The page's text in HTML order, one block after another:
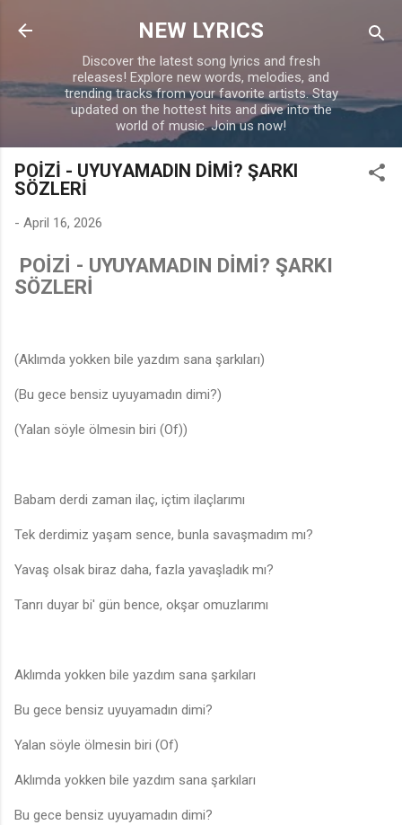
Skip to main content
NEW LYRICS
Discover the latest song lyrics and fresh
releases! Explore new words, melodies, and
trending tracks from your favorite artists. Stay
updated on the hottest hits and dive into the
world of music. Join us now!
POİZİ - UYUYAMADIN DİMİ? ŞARKI
SÖZLERİ
- April 16, 2026
POİZİ - UYUYAMADIN DİMİ? ŞARKI
SÖZLERİ
(Aklımda yokken bile yazdım sana şarkıları)
(Bu gece bensiz uyuyamadın dimi?)
(Yalan söyle ölmesin biri (Of))
Babam derdi zaman ilaç, içtim ilaçlarımı
Tek derdimiz yaşam sence, bunla savaşmadım mı?
Yavaş olsak biraz daha, fazla yavaşladık mı?
Tanrı duyar bi' gün bence, okşar omuzlarımı
Aklımda yokken bile yazdım sana şarkıları
Bu gece bensiz uyuyamadın dimi?
Yalan söyle ölmesin biri (Of)
Aklımda yokken bile yazdım sana şarkıları
Bu gece bensiz uyuyamadın dimi?